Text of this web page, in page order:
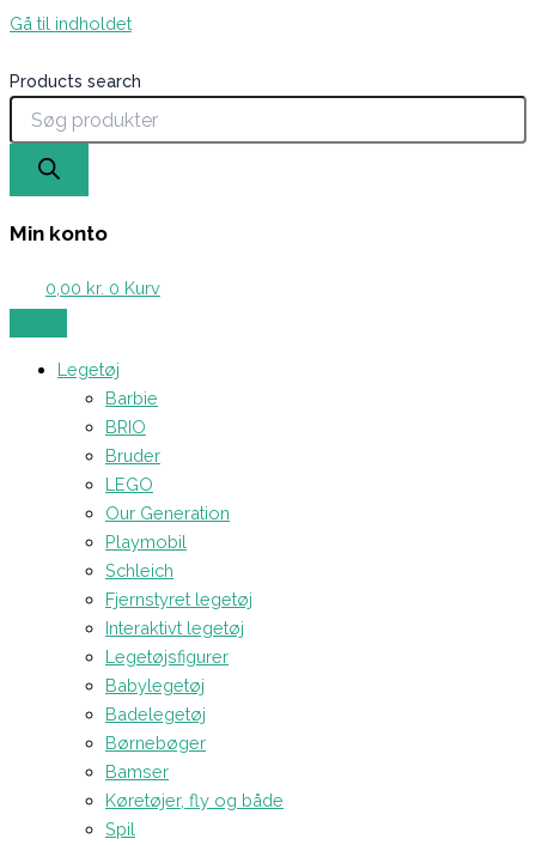
Gå til indholdet
Products search
Min konto
0,00 kr. 0 Kurv
Legetøj
Barbie
BRIO
Bruder
LEGO
Our Generation
Playmobil
Schleich
Fjernstyret legetøj
Interaktivt legetøj
Legetøjsfigurer
Babylegetøj
Badelegetøj
Børnebøger
Bamser
Køretøjer, fly og både
Spil